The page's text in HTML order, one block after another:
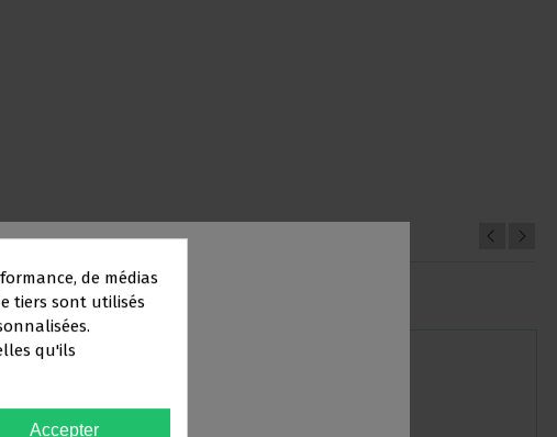
de médias
tiers sont utilisés
qu'ils
Accepter